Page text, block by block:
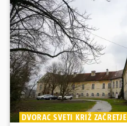
DVORAC SVETI KRIŽ ZAČRETJE